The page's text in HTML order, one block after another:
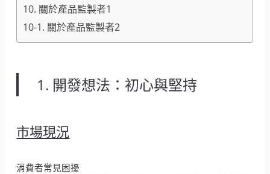
10. 關於產品監製者1
10-1. 關於產品監製者2
1. 開發想法：初心與堅持
市場現況
消費者常見困擾